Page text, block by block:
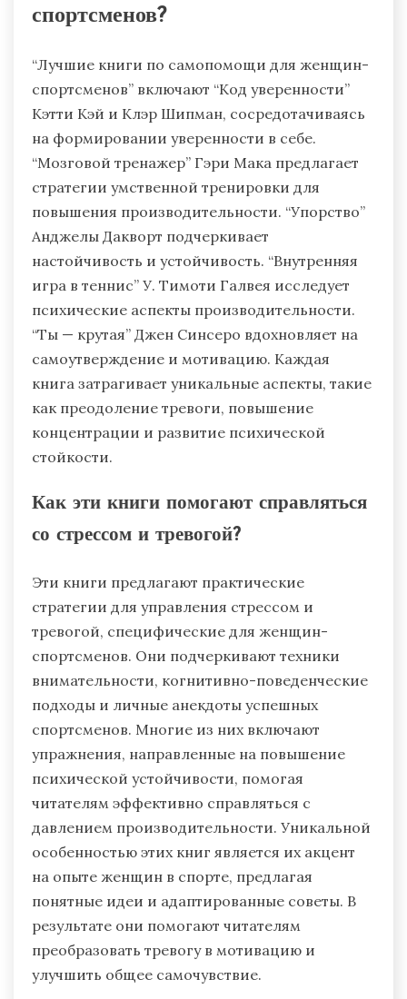
спортсменов?
“Лучшие книги по самопомощи для женщин-
спортсменов” включают “Код уверенности”
Кэтти Кэй и Клэр Шипман, сосредотачиваясь
на формировании уверенности в себе.
“Мозговой тренажер” Гэри Мака предлагает
стратегии умственной тренировки для
повышения производительности. “Упорство”
Анджелы Дакворт подчеркивает
настойчивость и устойчивость. “Внутренняя
игра в теннис” У. Тимоти Галвея исследует
психические аспекты производительности.
“Ты — крутая” Джен Синсеро вдохновляет на
самоутверждение и мотивацию. Каждая
книга затрагивает уникальные аспекты, такие
как преодоление тревоги, повышение
концентрации и развитие психической
стойкости.
Как эти книги помогают справляться
со стрессом и тревогой?
Эти книги предлагают практические
стратегии для управления стрессом и
тревогой, специфические для женщин-
спортсменов. Они подчеркивают техники
внимательности, когнитивно-поведенческие
подходы и личные анекдоты успешных
спортсменов. Многие из них включают
упражнения, направленные на повышение
психической устойчивости, помогая
читателям эффективно справляться с
давлением производительности. Уникальной
особенностью этих книг является их акцент
на опыте женщин в спорте, предлагая
понятные идеи и адаптированные советы. В
результате они помогают читателям
преобразовать тревогу в мотивацию и
улучшить общее самочувствие.